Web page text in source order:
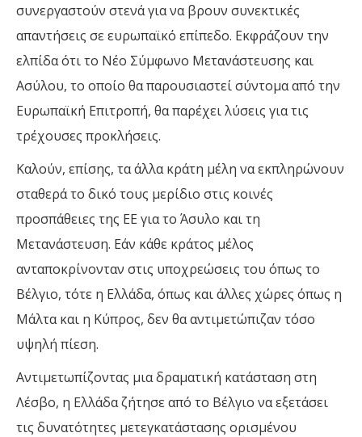
συνεργαστούν στενά για να βρουν συνεκτικές
απαντήσεις σε ευρωπαϊκό επίπεδο. Εκφράζουν την
ελπίδα ότι το Νέο Σύμφωνο Μετανάστευσης και
Ασύλου, το οποίο θα παρουσιαστεί σύντομα από την
Ευρωπαϊκή Επιτροπή, θα παρέχει λύσεις για τις
τρέχουσες προκλήσεις.
Καλούν, επίσης, τα άλλα κράτη μέλη να εκπληρώνουν
σταθερά το δικό τους μερίδιο στις κοινές
προσπάθειες της ΕΕ για το Άσυλο και τη
Μετανάστευση. Εάν κάθε κράτος μέλος
ανταποκρίνονταν στις υποχρεώσεις του όπως το
Βέλγιο, τότε η Ελλάδα, όπως και άλλες χώρες όπως η
Μάλτα και η Κύπρος, δεν θα αντιμετώπιζαν τόσο
υψηλή πίεση.
Αντιμετωπίζοντας μια δραματική κατάσταση στη
Λέσβο, η Ελλάδα ζήτησε από το Βέλγιο να εξετάσει
τις δυνατότητες μετεγκατάστασης ορισμένου